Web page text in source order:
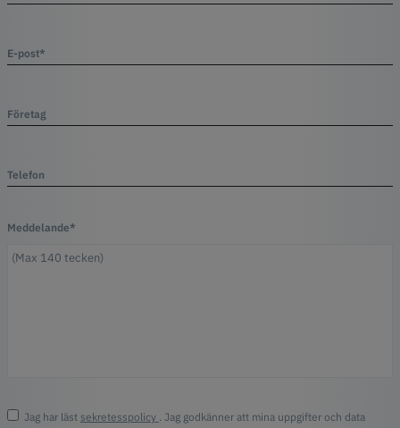
E-post*
Företag
Telefon
Meddelande*
Jag har läst sekretesspolicy . Jag godkänner att mina uppgifter och data